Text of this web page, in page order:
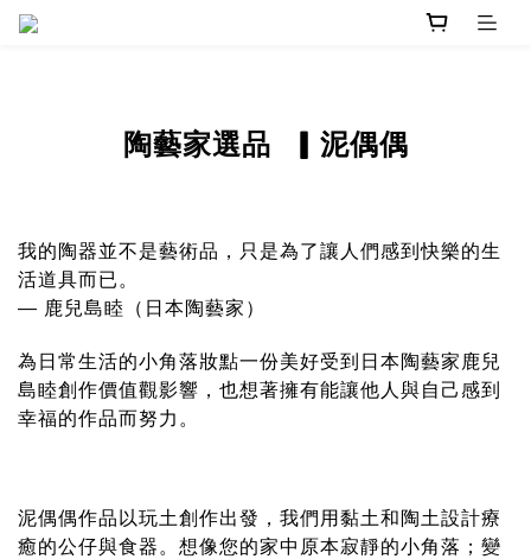
陶藝家選品 泥偶偶
我的陶器並不是藝術品，只是為了讓人們感到快樂的生
活道具而已。
— 鹿兒島睦（日本陶藝家）
為日常生活的小角落妝點一份美好受到日本陶藝家鹿兒
島睦創作價值觀影響，也想著擁有能讓他人與自己感到
幸福的作品而努力。
泥偶偶作品以玩土創作出發，我們用黏土和陶土設計療
癒的公仔與食器。想像您的家中原本寂靜的小角落；變